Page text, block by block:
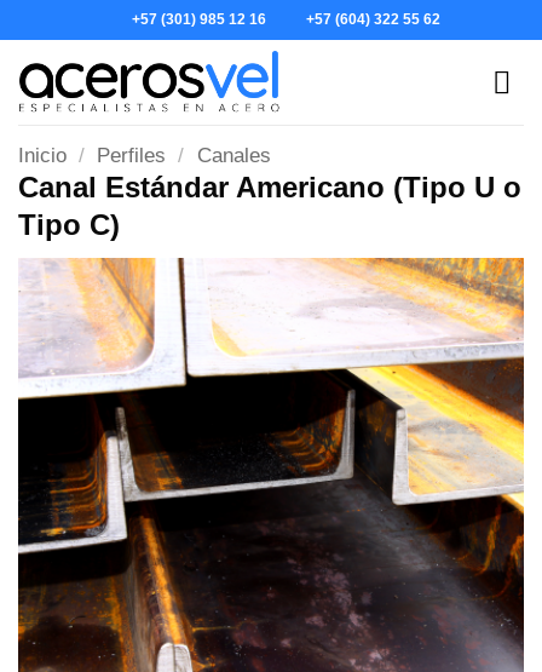
to
content
+57 (301) 985 12 16 +57 (604) 322 55 62
Inicio / Perfiles / Canales
Canal Estándar Americano (Tipo U o
Tipo C)